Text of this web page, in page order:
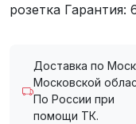
розетка Гарантия:
Доставка по
Московской
По России при
помощи ТК.